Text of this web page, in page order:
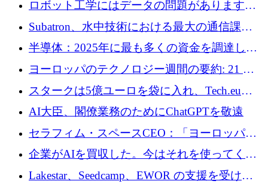
ロボット工学にはデータの問題があります。
Macrodata Labs はそれを解決したいと考えて
Subatron、水中技術における最大の通信課題
の 1 つに取り組むために 16 万 2,000 ユーロを
半導体：2025年に最も多くの資金を調達した
10社
ヨーロッパのテクノロジー週間の要約: 21 億
ユーロの取引と Tech.eu Funding Explorer
スタークは5億ユーロを袋に入れ、Tech.eu
Funding Explorerの立ち上げ、そしてルクセン
ブルクの大きな野望
AI大臣、閣僚業務のためにChatGPTを敬遠
セラフィム・スペースCEO：「ヨーロッパは
追いつきつつある」
企業がAIを買収した。今はそれを使ってくれ
る人々が必要です
Lakestar、Seedcamp、EWOR の支援を受け、